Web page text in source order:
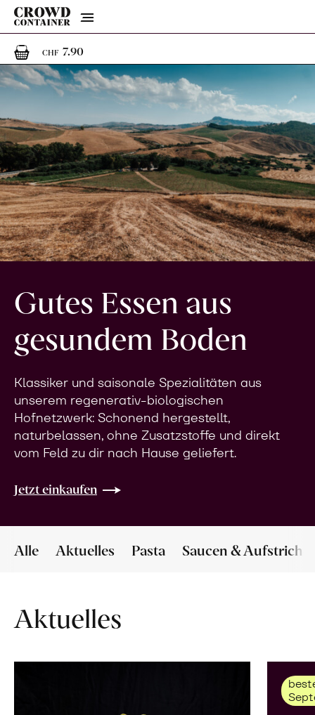
Menu
CHF 7.901 Artikel im Warenkorb
Gutes Essen aus
gesundem Boden
Klassiker und saisonale Spezialitäten aus
unserem regenerativ-biologischen
Hofnetzwerk: Schonend hergestellt,
naturbelassen, ohne Zusatzstoffe und direkt
vom Feld zu dir nach Hause geliefert.
Jetzt einkaufen
Alle Aktuelles Pasta Saucen & Aufstriche
Aktuelles